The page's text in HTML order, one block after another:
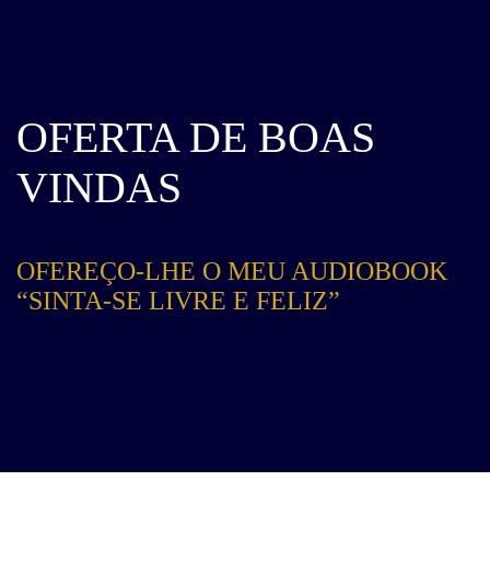
OFERTA DE BOAS
VINDAS
OFEREÇO-LHE O MEU AUDIOBOOK
“SINTA-SE LIVRE E FELIZ”